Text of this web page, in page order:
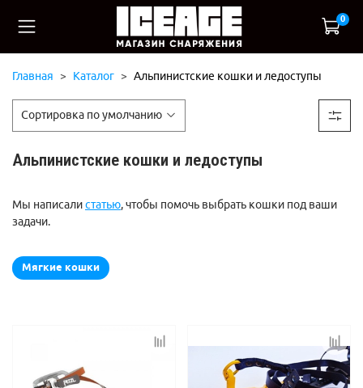
0
Главная Каталог Альпинистские кошки и ледоступы
Альпинистские кошки и ледоступы
Мы написалистатью, чтобы помочь выбрать кошки под ваши
задачи.
Мягкие кошки